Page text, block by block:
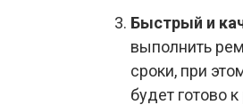
Быстрый и
выполнить
сроки, при
будет готово